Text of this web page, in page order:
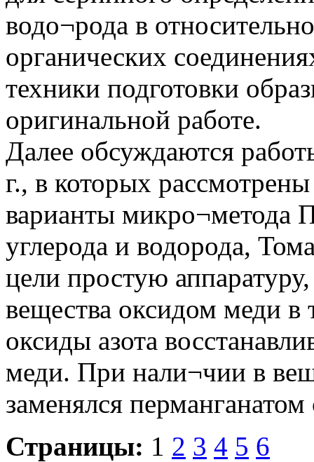
водо¬рода в
органических
техники подготовки
оригинальной работе.
Далее обсуждаются
г., в которых
варианты микро¬метода
углерода и водорода,
цели простую
вещества оксидом меди в
оксиды азота
меди. При нали¬чии в
заменялся
Страницы: 1 2 3 4 5 6